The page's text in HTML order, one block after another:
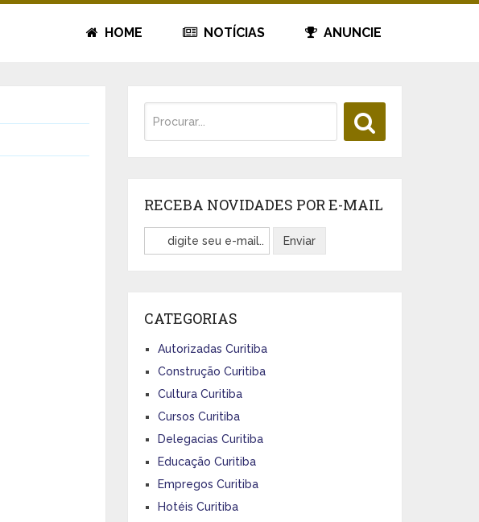
HOME NOTÍCIAS ANUNCIE
RECEBA NOVIDADES POR E-MAIL
CATEGORIAS
Autorizadas Curitiba
Construção Curitiba
Cultura Curitiba
Cursos Curitiba
Delegacias Curitiba
Educação Curitiba
Empregos Curitiba
Hotéis Curitiba